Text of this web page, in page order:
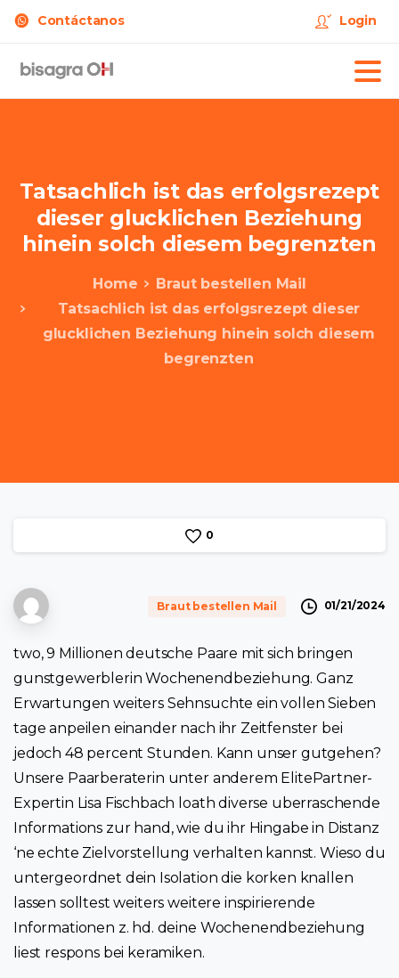
Contáctanos Login
Tatsachlich ist das erfolgsrezept
dieser glucklichen Beziehung
hinein solch diesem begrenzten
Home
Braut bestellen Mail
Tatsachlich ist das erfolgsrezept dieser
glucklichen Beziehung hinein solch diesem
begrenzten
0
Braut bestellen Mail 01/21/2024
two, 9 Millionen deutsche Paare mit sich bringen
gunstgewerblerin Wochenendbeziehung. Ganz
Erwartungen weiters Sehnsuchte ein vollen Sieben
tage anpeilen einander nach ihr Zeitfenster bei
jedoch 48 percent Stunden. Kann unser gutgehen?
Unsere Paarberaterin unter anderem ElitePartner-
Expertin Lisa Fischbach loath diverse uberraschende
Informations zur hand, wie du ihr Hingabe in Distanz
‘ne echte Zielvorstellung verhalten kannst. Wieso du
untergeordnet dein Isolation die korken knallen
lassen solltest weiters weitere inspirierende
Informationen z. hd. deine Wochenendbeziehung
liest respons bei keramiken.